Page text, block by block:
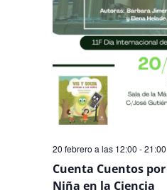
Cuenta Cuentos
Niña en la Ciencia
20 febrero a las 12:00 -21:00